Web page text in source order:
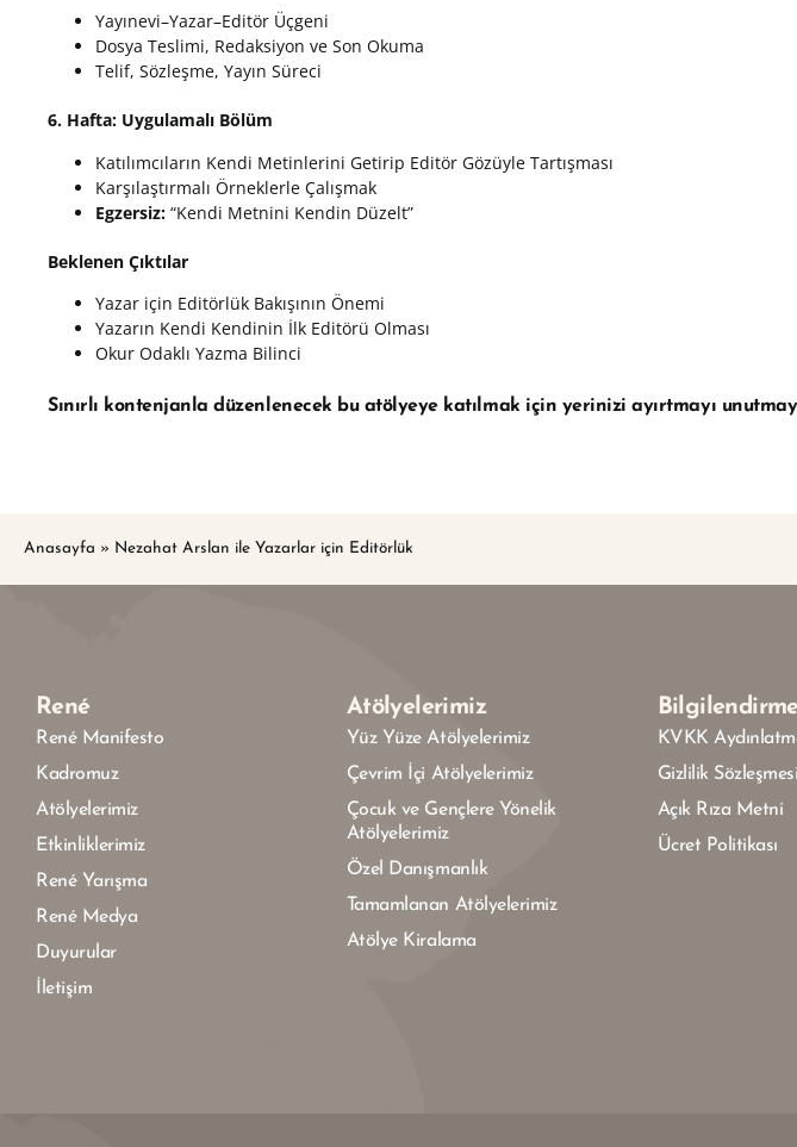
Yayınevi–Yazar–Editör Üçgeni
Dosya Teslimi, Redaksiyon ve Son Okuma
Telif, Sözleşme, Yayın Süreci
6. Hafta: Uygulamalı Bölüm
Katılımcıların Kendi Metinlerini Getirip Editör Gözüyle Tartışması
Karşılaştırmalı Örneklerle Çalışmak
Egzersiz: “Kendi Metnini Kendin Düzelt”
Beklenen Çıktılar
Yazar için Editörlük Bakışının Önemi
Yazarın Kendi Kendinin İlk Editörü Olması
Okur Odaklı Yazma Bilinci
Sınırlı kontenjanla düzenlenecek bu atölyeye katılmak için yerinizi ayırtmayı
Anasayfa » Nezahat Arslan ile Yazarlar için Editörlük
René
René Manifesto
Kadromuz
Atölyelerimiz
Etkinliklerimiz
René Yarışma
René Medya
Duyurular
İletişim
Atölyelerimiz
Yüz Yüze Atölyelerimiz
Çevrim İçi Atölyelerimiz
Çocuk ve Gençlere Yönelik
Atölyelerimiz
Özel Danışmanlık
Tamamlanan Atölyelerimiz
Atölye Kiralama
KVKK
Gizlilik Sözleşmesi
Açık Rıza Metni
Ücret Politikası